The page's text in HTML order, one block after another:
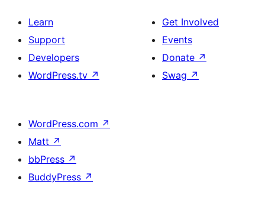
Learn
Support
Developers
WordPress.tv ↗
Get Involved
Events
Donate ↗
Swag ↗
WordPress.com ↗
Matt ↗
bbPress ↗
BuddyPress ↗